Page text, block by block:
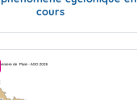
cours